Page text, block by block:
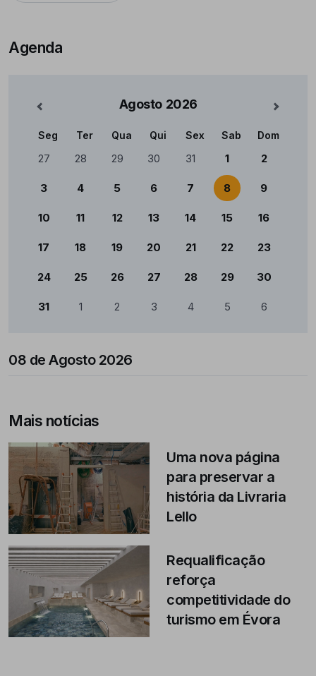
Agenda
Agosto 2026 Mês
Calendário
Seg Ter Qua Qui Sex Sab Dom
27 28 29 30 31 1 2
3 4 5 6 7 8 9
10 11 12 13 14 15 16
17 18 19 20 21 22 23
24 25 26 27 28 29 30
31 1 2 3 4 5 6
08 de Agosto 2026
Mais notícias
Uma nova página
para preservar a
história da Livraria
Lello
Requalificação
reforça
competitividade do
turismo em Évora